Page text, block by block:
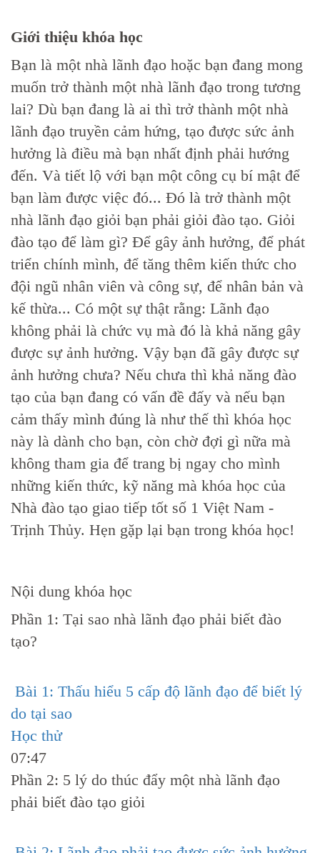
Giới thiệu khóa học
Bạn là một nhà lãnh đạo hoặc bạn đang mong
muốn trở thành một nhà lãnh đạo trong tương
lai? Dù bạn đang là ai thì trở thành một nhà
lãnh đạo truyền cảm hứng, tạo được sức ảnh
hưởng là điều mà bạn nhất định phải hướng
đến. Và tiết lộ với bạn một công cụ bí mật để
bạn làm được việc đó... Đó là trở thành một
nhà lãnh đạo giỏi bạn phải giỏi đào tạo. Giỏi
đào tạo để làm gì? Để gây ảnh hưởng, để phát
triển chính mình, để tăng thêm kiến thức cho
đội ngũ nhân viên và công sự, để nhân bản và
kế thừa... Có một sự thật rằng: Lãnh đạo
không phải là chức vụ mà đó là khả năng gây
được sự ảnh hưởng. Vậy bạn đã gây được sự
ảnh hưởng chưa? Nếu chưa thì khả năng đào
tạo của bạn đang có vấn đề đấy và nếu bạn
cảm thấy mình đúng là như thế thì khóa học
này là dành cho bạn, còn chờ đợi gì nữa mà
không tham gia để trang bị ngay cho mình
những kiến thức, kỹ năng mà khóa học của
Nhà đào tạo giao tiếp tốt số 1 Việt Nam -
Trịnh Thủy. Hẹn gặp lại bạn trong khóa học!
Nội dung khóa học
Phần 1: Tại sao nhà lãnh đạo phải biết đào
tạo?
Bài 1: Thấu hiểu 5 cấp độ lãnh đạo để biết lý
do tại sao
Học thử
07:47
Phần 2: 5 lý do thúc đẩy một nhà lãnh đạo
phải biết đào tạo giỏi